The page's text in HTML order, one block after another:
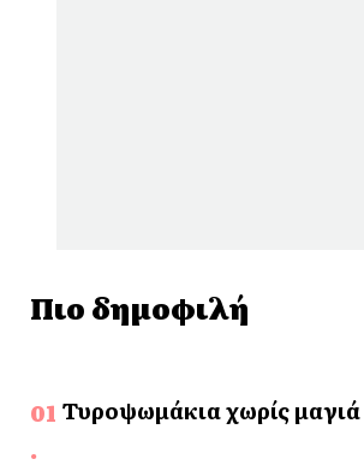
Πιο δημοφιλή
Τυροψωμάκια χωρίς